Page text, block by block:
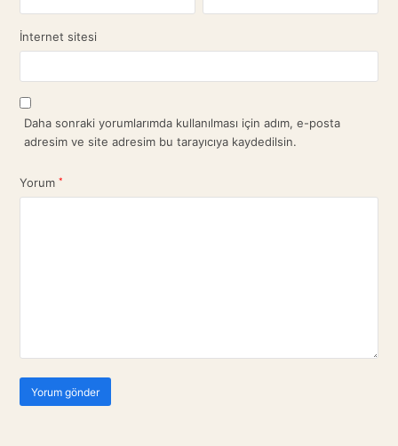
İnternet sitesi
Daha sonraki yorumlarımda kullanılması için adım, e-posta
adresim ve site adresim bu tarayıcıya kaydedilsin.
Yorum*